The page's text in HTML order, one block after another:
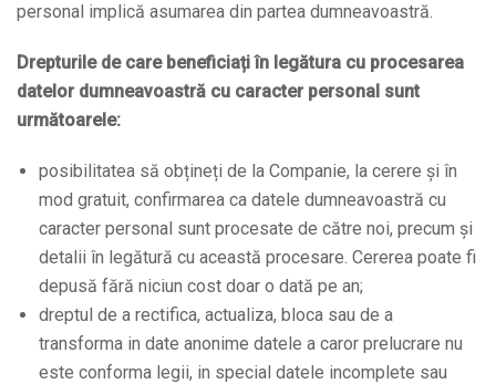
personal implică asumarea din partea dumneavoastră.
Drepturile de care beneficiați în legătura cu procesarea
datelor dumneavoastră cu caracter personal sunt
următoarele:
posibilitatea să obțineți de la Companie, la cerere și în
mod gratuit, confirmarea ca datele dumneavoastră cu
caracter personal sunt procesate de către noi, precum și
detalii în legătură cu această procesare. Cererea poate fi
depusă fără niciun cost doar o dată pe an;
dreptul de a rectifica, actualiza, bloca sau de a
transforma in date anonime datele a caror prelucrare nu
este conforma legii, in special datele incomplete sau